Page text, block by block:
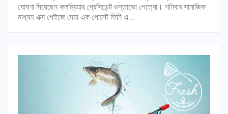
ঘোষণা দিয়েছেন কলম্বিয়ার প্রেসিডেন্ট গুস্তাভো পেত্রো। শনিবার সামাজিক
মাধ্যম এক্স পেইজে দেয়া এক পোস্টে তিনি এ…